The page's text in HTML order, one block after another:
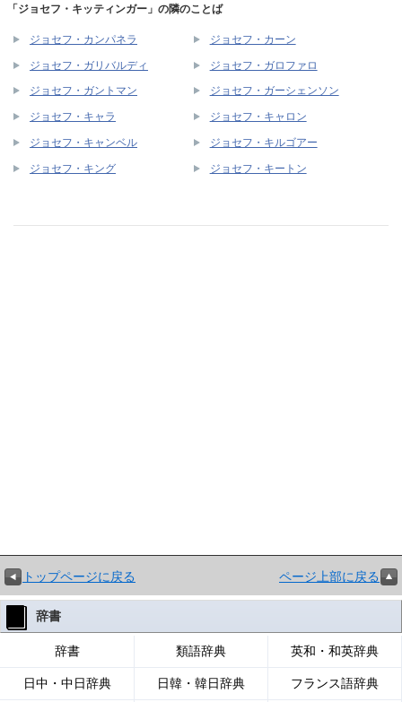
「ジョセフ・キッティンガー」の隣のことば
ジョセフ・カンパネラ ジョセフ・カーン
ジョセフ・ガリバルディ ジョセフ・ガロファロ
ジョセフ・ガントマン ジョセフ・ガーシェンソン
ジョセフ・キャラ ジョセフ・キャロン
ジョセフ・キャンベル ジョセフ・キルゴアー
ジョセフ・キング ジョセフ・キートン
トップページに戻る ページ上部に戻る
辞書
辞書 類語辞典 英和・和英辞典
日中・中日辞典 日韓・韓日辞典 フランス語辞典